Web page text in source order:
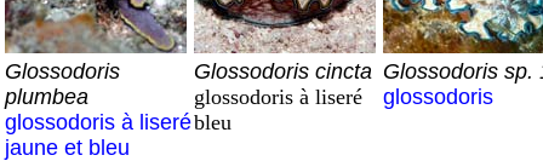
Glossodoris
plumbea
glossodoris à liseré
jaune et bleu
Glossodoris cincta
glossodoris à liseré
bleu
Glossodoris sp.
glossodoris